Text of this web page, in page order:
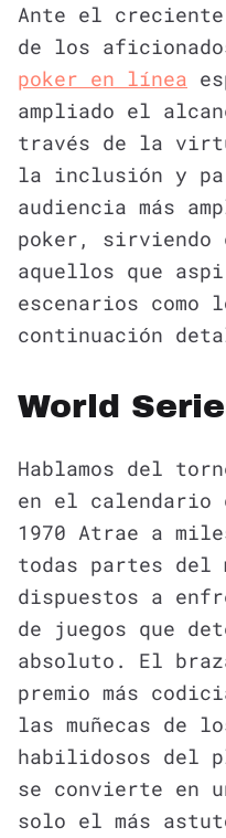
Ante el
de los
poker en línea
ampliado el
través de la
la inclusión y
audiencia más
poker, sirviendo
aquellos que
escenarios como
continuación
World
Hablamos del
en el calendario
1970 Atrae a
todas partes del
dispuestos a
de juegos que
absoluto. El
premio más
las muñecas de
habilidosos del
se convierte en
solo el más